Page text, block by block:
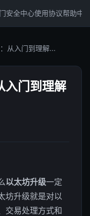
安全中心使用协议帮助中
从入门到理解...
入门到理解
以太坊升级一定
坊升级就是对以
交易处理方式和